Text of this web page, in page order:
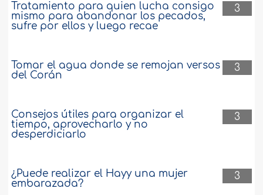
3
Tratamiento para quien lucha consigo
mismo para abandonar los pecados,
sufre por ellos y luego recae
3
Tomar el agua donde se remojan versos
del Corán
3
Consejos útiles para organizar el
tiempo, aprovecharlo y no
desperdiciarlo
3
¿Puede realizar el Hayy una mujer
embarazada?